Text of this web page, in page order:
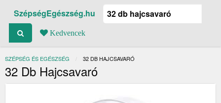
SzépségEgészség.hu
Kedvencek
SZÉPSÉG ÉS EGÉSZSÉG JELENLEGI:
32 DB HAJCSAVARÓ
32 Db Hajcsavaró